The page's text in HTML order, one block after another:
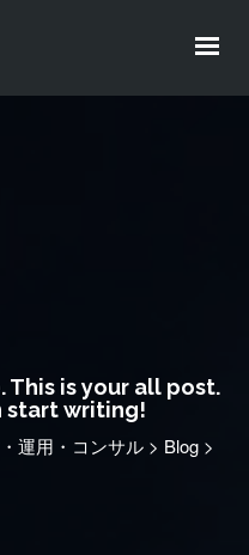
This is your all post.
start writing!
運用・コンサル > Blog >